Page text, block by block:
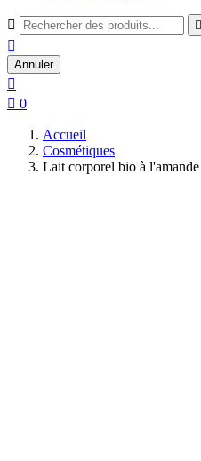
 

Annuler

 0
Accueil
Cosmétiques
Lait corporel bio à l'amande